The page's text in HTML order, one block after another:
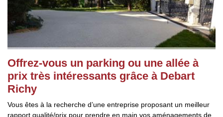
Offrez-vous un parking ou une allée à
prix très intéressants grâce à Debart
Richy
Vous êtes à la recherche d’une entreprise proposant un meilleur
rapport qualité/prix pour prendre en main vos aménagements de